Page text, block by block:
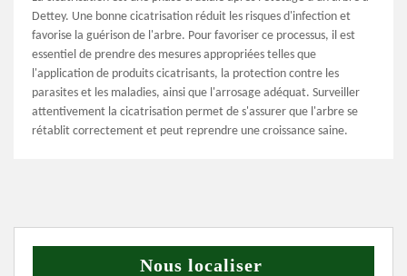
Dettey. Une bonne cicatrisation réduit les risques d'infection et
favorise la guérison de l'arbre. Pour favoriser ce processus, il est
essentiel de prendre des mesures appropriées telles que
l'application de produits cicatrisants, la protection contre les
parasites et les maladies, ainsi que l'arrosage adéquat. Surveiller
attentivement la cicatrisation permet de s'assurer que l'arbre se
rétablit correctement et peut reprendre une croissance saine.
Nous localiser